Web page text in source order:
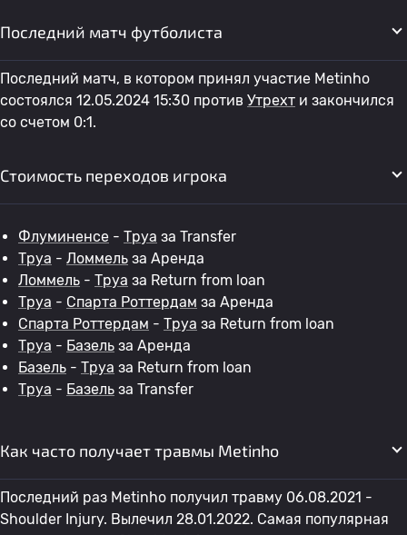
Последний матч футболиста
Последний матч, в котором принял участие Metinho
состоялся 12.05.2024 15:30 против Утрехт и закончился
со счетом 0:1.
Стоимость переходов игрока
Флуминенсе - Труа за Transfer
Труа - Ломмель за Аренда
Ломмель - Труа за Return from loan
Труа - Спарта Роттердам за Аренда
Спарта Роттердам - Труа за Return from loan
Труа - Базель за Аренда
Базель - Труа за Return from loan
Труа - Базель за Transfer
Как часто получает травмы Metinho
Последний раз Metinho получил травму 06.08.2021 -
Shoulder Injury. Вылечил 28.01.2022. Самая популярная